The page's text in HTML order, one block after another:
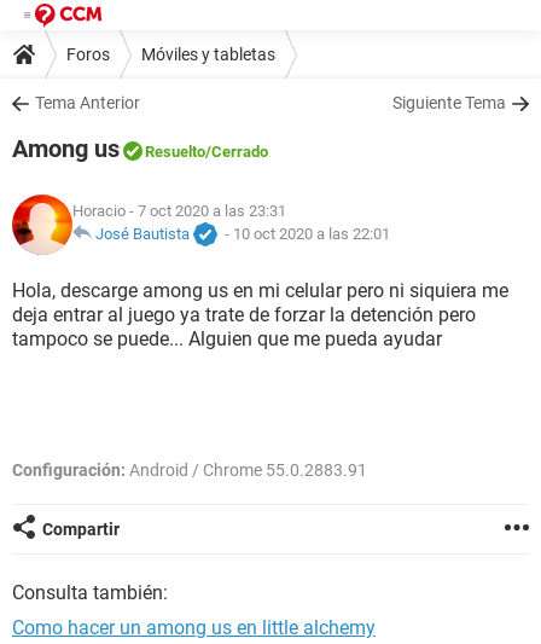
Foros Móviles y tabletas
Tema Anterior Siguiente Tema
Among us Resuelto/Cerrado
Horacio - 7 oct 2020 a las 23:31
José Bautista
- 10 oct 2020 a las 22:01
Hola, descarge among us en mi celular pero ni siquiera me
deja entrar al juego ya trate de forzar la detención pero
tampoco se puede... Alguien que me pueda ayudar
Configuración: Android / Chrome 55.0.2883.91
Compartir
Consulta también:
Como hacer un among us en little alchemy